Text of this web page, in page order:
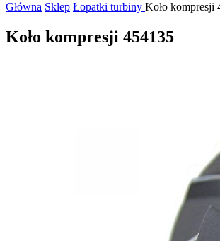
Główna Sklep Łopatki turbiny Koło kompresji
Koło kompresji 454135